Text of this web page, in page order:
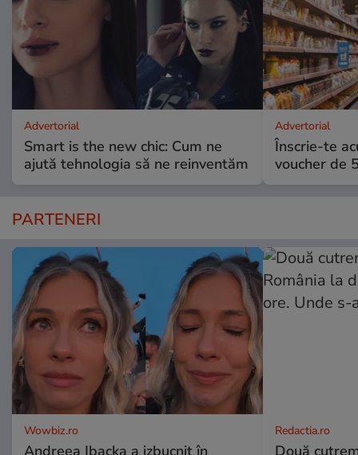
Advertorial
Smart is the new chic: Cum ne
ajută tehnologia să ne reinventăm
Advertorial
Înscrie-te
voucher de
PARTENERI
Wowbiz.ro
Andreea Ibacka a izbucnit în
Redactia.ro
Două